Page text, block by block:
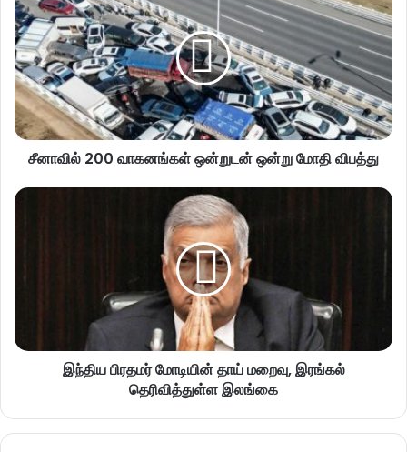
சீனாவில் 200 வாகனங்கள் ஒன்றுடன் ஒன்று மோதி விபத்து
இந்திய பிரதமர் மோடியின் தாய் மறைவு, இரங்கல்
தெரிவித்துள்ள இலங்கை